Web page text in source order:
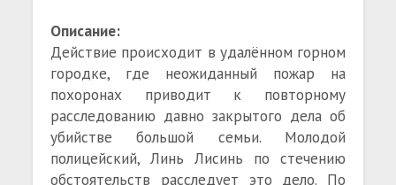
Описание:
Действие происходит в удалённом горном
городке, где неожиданный пожар на
похоронах приводит к повторному
расследованию давно закрытого дела об
убийстве большой семьи. Молодой
полицейский, Линь Лисинь по стечению
обстоятельств расследует это дело. По